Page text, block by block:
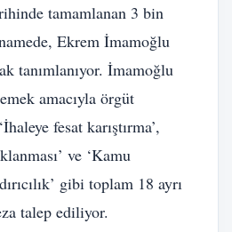
tamamlanan 3 bin
Ekrem İmamoğlu
tanımlanıyor. İmamoğlu
amacıyla örgüt
fesat karıştırma’,
ve ‘Kamu
gibi toplam 18 ayrı
talep ediliyor.